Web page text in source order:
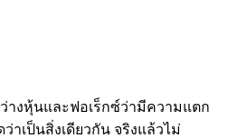
างหุ้นและฟอเร็กซ์ว่ามีความแตก
าเป็นสิ่งเดียวกัน จริงแล้วไม่